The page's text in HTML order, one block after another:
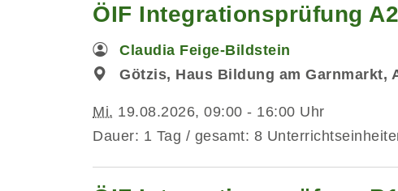
ÖIF Integrationsprüfung A2
Claudia Feige-Bildstein
Götzis, Haus Bildung am Garnmarkt,
Mi. 19.08.2026, 09:00 - 16:00 Uhr
Dauer: 1 Tag / gesamt: 8